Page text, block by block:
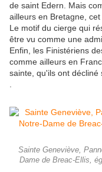
de saint Edern. Mais
ailleurs en Bretagne,
Le motif du cierge qui
être vu comme une
Enfin, les Finistériens
comme ailleurs en
sainte, qu'ils ont décliné
Sainte Geneviève,
Dame de Breac-Ellis,